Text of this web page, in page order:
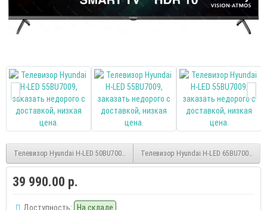
Телевизор Hyundai H-LED 50BU7009, smart, UHD, безрамочный, (Android)
Телевизор Hyundai H-LED 65BU7009,
39 990.00 р.
Доступность: На складе